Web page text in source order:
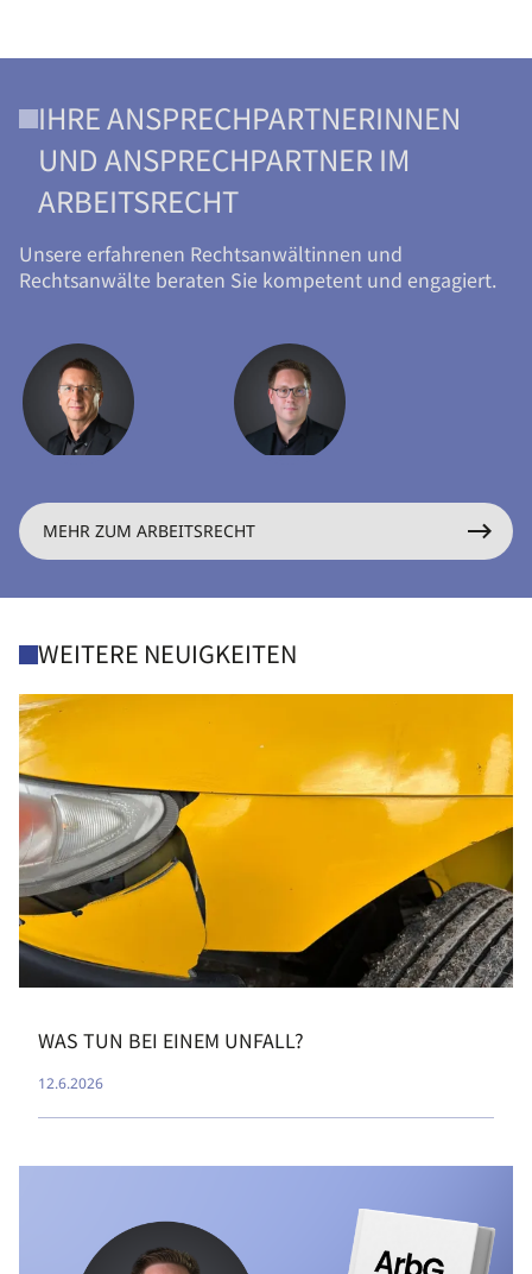
IHRE ANSPRECHPARTNERINNEN
UND ANSPRECHPARTNER IM
ARBEITSRECHT
Unsere erfahrenen Rechtsanwältinnen und
Rechtsanwälte beraten Sie kompetent und engagiert.
MEHR ZUM ARBEITSRECHT
WEITERE NEUIGKEITEN
WAS TUN BEI EINEM UNFALL?
12.6.2026